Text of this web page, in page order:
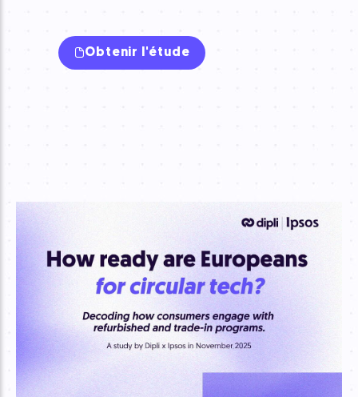
Obtenir l'étude